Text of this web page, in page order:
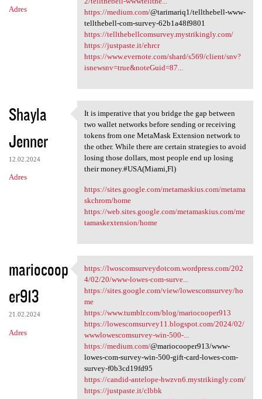
Adres
https://medium.com/@tarimariq1/tellthebell-www-
tellthebell-com-survey-62b1a48f9801
https://tellthebellcomsurvey.mystrikingly.com/
https://justpaste.it/ehrcr
https://www.evernote.com/shard/s569/client/snv?
isnewsnv=true&noteGuid=87...
Shayla
Jenner
12.02.2024
Adres
It is imperative that you
It is imperative that you bridge the gap between
two wallet networks before sending or receiving
tokens from one MetaMask Extension network to
the other. While there are certain strategies to avoid
losing those dollars, most people end up losing
their money.#USA(Miami,Fl)
https://sites.google.com/metamaskius.com/metama
skchrom/home
https://web.sites.google.com/metamaskius.com/me
tamaskextension/home
mariocoop
er913
21.02.2024
Adres
https://lwoscomsurveydotcom
https://lwoscomsurveydotcom.wordpress.com/202
4/02/20/www-lowes-com-surve...
https://sites.google.com/view/lowescomsurvey/ho
me
https://www.tumblr.com/blog/mariocooper913
https://lowescomsurvey11.blogspot.com/2024/02/
wwwlowescomsurvey-win-500-...
https://medium.com/@mariocooper913/www-
lowes-com-survey-win-500-gift-card-lowes-com-
survey-f0b3cd19fd95
https://candid-antelope-hwzvn6.mystrikingly.com/
https://justpaste.it/clbbk